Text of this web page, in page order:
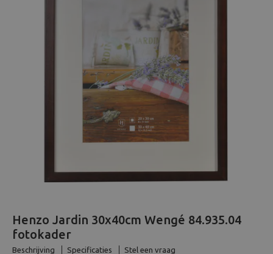
Analoog
Henzo Jardin 30x40cm Wengé 84.935.04
fotokader
Beschrijving Specificaties Stel een vraag